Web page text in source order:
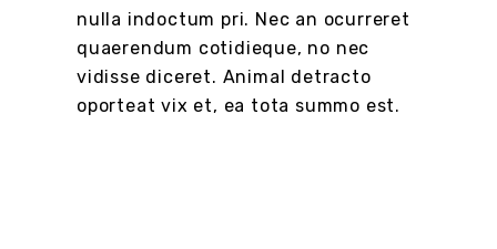
nulla indoctum pri. Nec an ocurreret
quaerendum cotidieque, no nec
vidisse diceret. Animal detracto
oporteat vix et, ea tota summo est.